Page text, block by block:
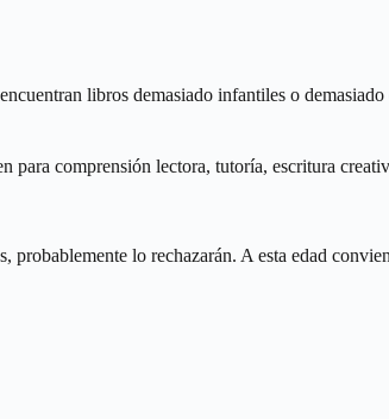
libros demasiado infantiles o
para comprensión lectora, tutoría, escritura
lo rechazarán. A esta edad